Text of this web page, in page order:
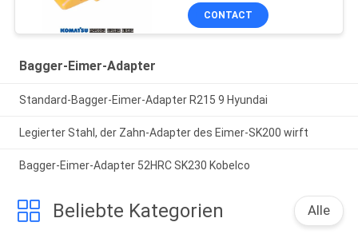
CONTACT
Bagger-Eimer-Adapter
Standard-Bagger-Eimer-Adapter R215 9 Hyundai
Legierter Stahl, der Zahn-Adapter des Eimer-SK200 wirft
Bagger-Eimer-Adapter 52HRC SK230 Kobelco
Beliebte Kategorien Alle